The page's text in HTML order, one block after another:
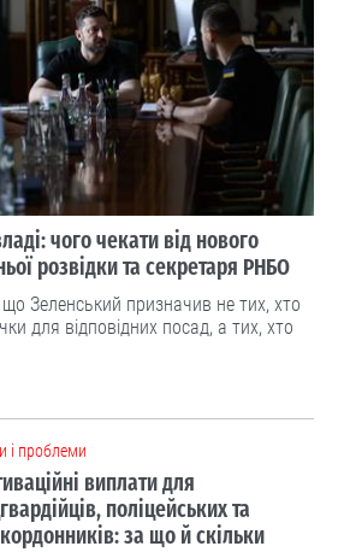
чого чекати від нового
розвідки та секретаря РНБО
Зеленський призначив не тих, хто
для відповідних посад, а тих, хто
і проблеми
виплати для
поліцейських та
за що й скільки